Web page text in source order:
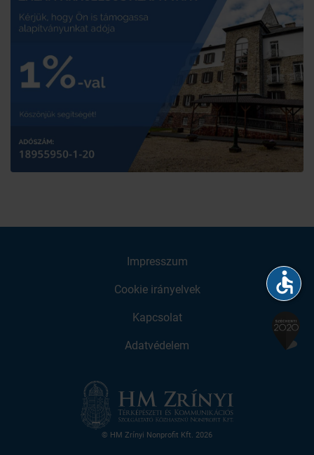
Impresszum
Cookie irányelvek
Kapcsolat
Adatvédelem
© HM Zrínyi Nonprofit Kft. 2026
accessible